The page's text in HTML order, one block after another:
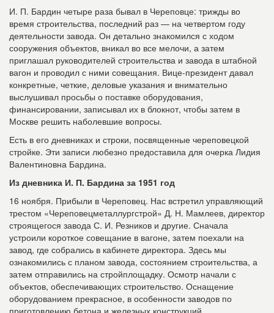
И. П. Бардин четыре раза бывал в Череповце: трижды во
время строительства, последний раз — на четвертом году
деятельности завода. Он детально знакомился с ходом
сооружения объектов, вникал во все мелочи, а затем
приглашал руководителей строительства и завода в штабной
вагон и проводил с ними совещания. Вице-президент давал
конкретные, четкие, деловые указания и внимательно
выслушивал просьбы о поставке оборудования,
финансировании, записывал их в блокнот, чтобы затем в
Москве решить наболевшие вопросы.
Есть в его дневниках и строки, посвященные череповецкой
стройке. Эти записи любезно предоставила для очерка Лидия
Валентиновна Бардина.
Из дневника И. П. Бардина за 1951 год
16 ноября. Прибыли в Череповец. Нас встретил управляющий
трестом «Череповецметаллургстрой» Д. Н. Мамлеев, директор
строящегося завода С. И. Резников и другие. Сначала
устроили короткое совещание в вагоне, затем поехали на
завод, где собрались в кабинете директора. Здесь мы
ознакомились с планом завода, состоянием строительства, а
затем отправились на стройплощадку. Осмотр начали с
объектов, обеспечивающих строительство. Оснащение
оборудованием прекрасное, в особенности заводов по